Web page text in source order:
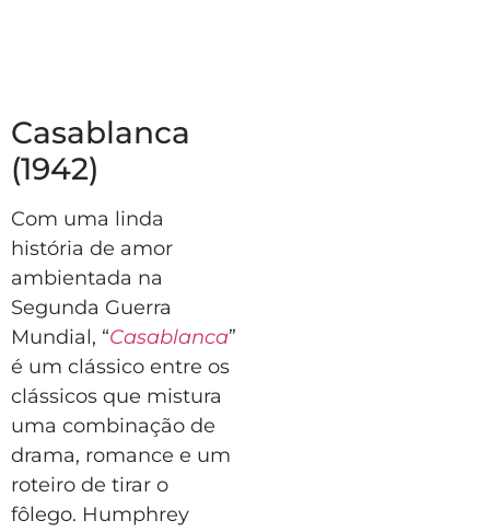
Casablanca
(1942)
Com uma linda
história de amor
ambientada na
Segunda Guerra
Mundial, “Casablanca”
é um clássico entre os
clássicos que mistura
uma combinação de
drama, romance e um
roteiro de tirar o
fôlego. Humphrey